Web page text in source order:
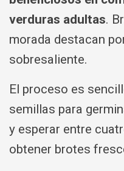
verduras adultas.
morada destacan
sobresaliente.
El proceso es
semillas para
y esperar entre
obtener brotes